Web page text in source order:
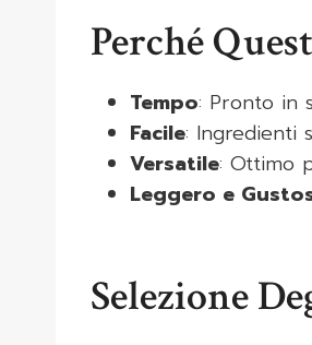
Perché
Tempo: Pronto in
Facile: Ingredienti
Versatile: Ottimo
Leggero e
Selezione